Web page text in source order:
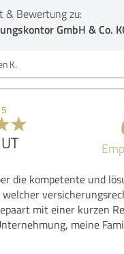
& Bewertung zu:
GmbH & Co.
K.
die kompetente und
mit einer kurzen
meine